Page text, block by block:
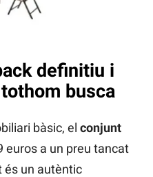
definitiu i
busca
bàsic, el conjunt
euros a un preu tancat
és un autèntic